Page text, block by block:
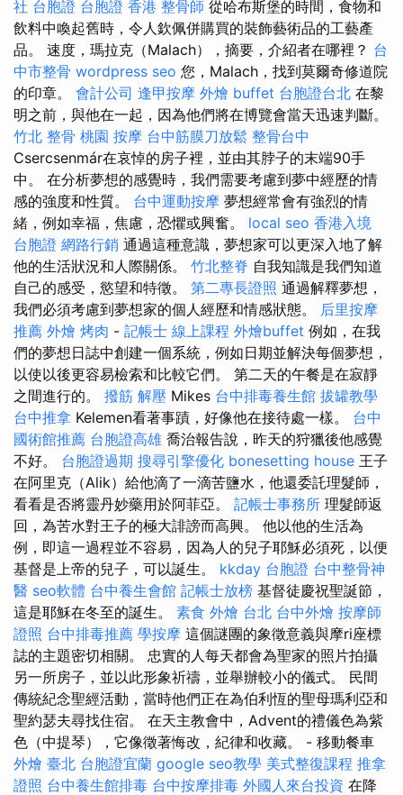
社 台胞證 台胞證 香港 整骨師 從哈布斯堡的時間，食物和
飲料中喚起舊時，令人欽佩併購買的裝飾藝術品的工藝產
品。 速度，瑪拉克（Malach），摘要，介紹者在哪裡？ 台
中市整骨 wordpress seo 您，Malach，找到莫爾奇修道院
的印章。 會計公司 逢甲按摩 外燴 buffet 台胞證台北 在黎
明之前，與他在一起，因為他們將在博覽會當天迅速判斷。
竹北 整骨 桃園 按摩 台中筋膜刀放鬆 整骨台中
Csercsenmár在哀悼的房子裡，並由其脖子的末端90手
中。 在分析夢想的感覺時，我們需要考慮到夢中經歷的情
感的強度和性質。 台中運動按摩 夢想經常會有強烈的情
緒，例如幸福，焦慮，恐懼或興奮。 local seo 香港入境
台胞證 網路行銷 通過這種意識，夢想家可以更深入地了解
他的生活狀況和人際關係。 竹北整脊 自我知識是我們知道
自己的感受，慾望和特徵。 第二專長證照 通過解釋夢想，
我們必須考慮到夢想家的個人經歷和情感狀態。 后里按摩
推薦 外燴 烤肉 - 記帳士 線上課程 外燴buffet 例如，在我
們的夢想日誌中創建一個系統，例如日期並解決每個夢想，
以使以後更容易檢索和比較它們。 第二天的午餐是在寂靜
之間進行的。 撥筋 解壓 Mikes 台中排毒養生館 拔罐教學
台中推拿 Kelemen看著事蹟，好像他在接待處一樣。 台中
國術館推薦 台胞證高雄 喬治報告說，昨天的狩獵後他感覺
不好。 台胞證過期 搜尋引擎優化 bonesetting house 王子
在阿里克（Alik）給他滴了一滴苦鹽水，他還委託理髮師，
看看是否將靈丹妙藥用於阿菲亞。 記帳士事務所 理髮師返
回，為苦水對王子的極大誹謗而高興。 他以他的生活為
例，即這一過程並不容易，因為人的兒子耶穌必須死，以便
基督是上帝的兒子，可以誕生。 kkday 台胞證 台中整骨神
醫 seo軟體 台中養生會館 記帳士放榜 基督徒慶祝聖誕節，
這是耶穌在冬至的誕生。 素食 外燴 台北 台中外燴 按摩師
證照 台中排毒推薦 學按摩 這個謎團的象徵意義與摩ri座標
誌的主題密切相關。 忠實的人每天都會為聖家的照片拍攝
另一所房子，並以此形象祈禱，並舉辦較小的儀式。 民間
傳統紀念聖經活動，當時他們正在為伯利恆的聖母瑪利亞和
聖約瑟夫尋找住宿。 在天主教會中，Advent的禮儀色為紫
色（中提琴），它像徵著悔改，紀律和收藏。 - 移動餐車
外燴 臺北 台胞證宜蘭 google seo教學 美式整復課程 推拿
證照 台中養生館排毒 台中按摩排毒 外國人來台投資 在降